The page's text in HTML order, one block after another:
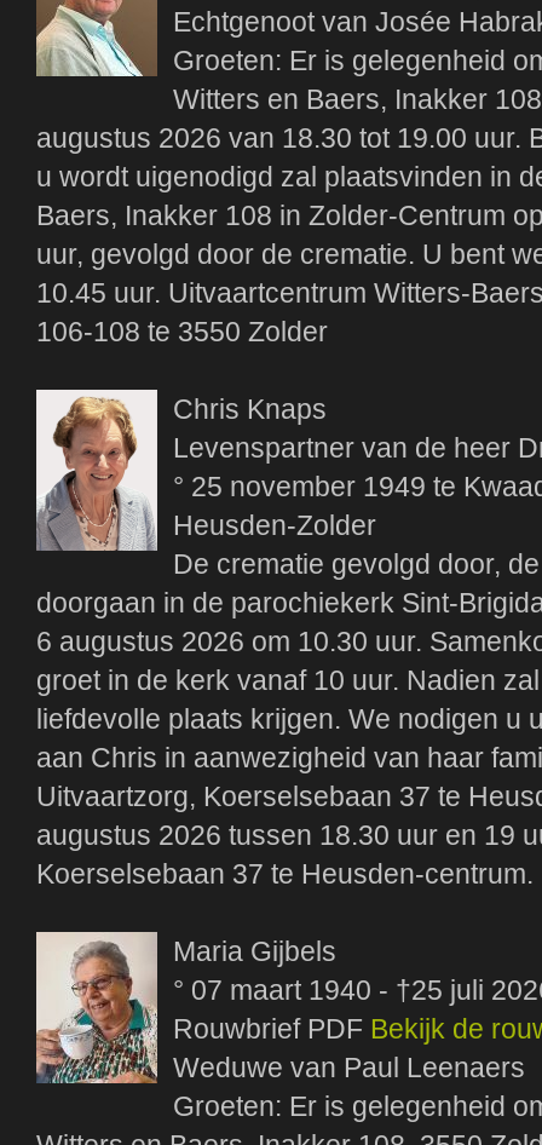
Echtgenoot van Josée
Groeten: Er is gelegenheid
Witters en Baers, Inakker
augustus 2026 van 18.30 tot 19.00 uur.
u wordt uigenodigd zal plaatsvinden in
Baers, Inakker 108 in Zolder-Centrum
uur, gevolgd door de crematie. U bent
10.45 uur. Uitvaartcentrum Witters-
106-108 te 3550 Zolder
Chris Knaps
Levenspartner van de heer
° 25 november 1949 te
Heusden-Zolder
De crematie gevolgd door,
doorgaan in de parochiekerk Sint-
6 augustus 2026 om 10.30 uur.
groet in de kerk vanaf 10 uur. Nadien
liefdevolle plaats krijgen. We nodigen u
aan Chris in aanwezigheid van haar
Uitvaartzorg, Koerselsebaan 37 te
augustus 2026 tussen 18.30 uur en 19
Koerselsebaan 37 te Heusden-centrum.
Maria Gijbels
° 07 maart 1940 - †25 juli
Rouwbrief PDF Bekijk de
Weduwe van Paul Leenaers
Groeten: Er is gelegenheid